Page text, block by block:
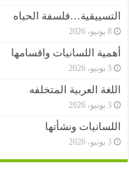
التسييقية…فلسفة الحياه
8 يونيو، 2026
أهمية اللسانيات واقسامها
3 يونيو، 2026
اللغة العربية المتخلفه
3 يونيو، 2026
اللسانيات ونشأتها
3 يونيو، 2026